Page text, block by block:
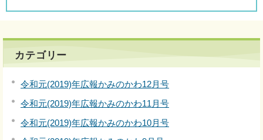
カテゴリー
令和元(2019)年広報かみのかわ12月号
令和元(2019)年広報かみのかわ11月号
令和元(2019)年広報かみのかわ10月号